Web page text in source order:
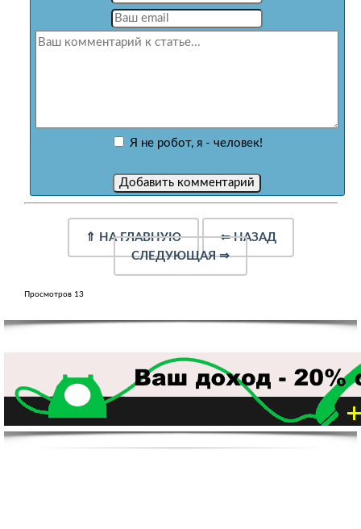
Я не робот, я - человек!
⇑ НА ГЛАВНУЮ ⇐НАЗАД
СЛЕДУЮЩАЯ⇒
Просмотров 13